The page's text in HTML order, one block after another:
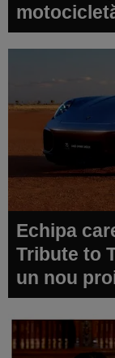
Echipa
Tribute to
un nou